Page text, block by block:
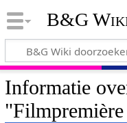
B&G
Informatie